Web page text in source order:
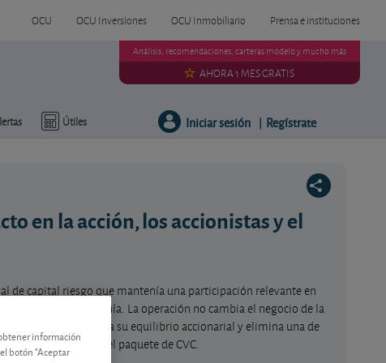
OCU OCU Inversiones OCU Inmobiliario Prensa e instituciones
Útiles
Análisis, recomendaciones, carteras modelo y mucho más
AHORA 1 MES GRATIS
Iniciar sesión | Regístrate
en la acción, los accionistas y el
de capital riesgo que mantenía una participación relevante en
de la compañía. La operación no cambia el negocio de la
pero sí modifica su equilibrio accionarial y elimina una de
venta pendiente del paquete de CVC.
información
botón "Aceptar